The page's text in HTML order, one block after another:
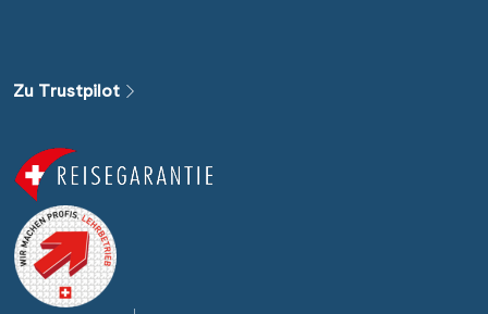
Zu Trustpilot